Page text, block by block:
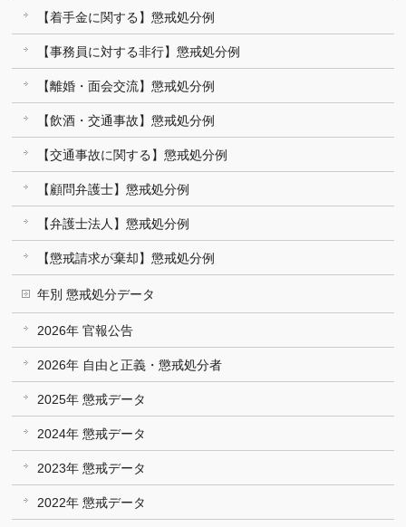
【着手金に関する】懲戒処分例
【事務員に対する非行】懲戒処分例
【離婚・面会交流】懲戒処分例
【飲酒・交通事故】懲戒処分例
【交通事故に関する】懲戒処分例
【顧問弁護士】懲戒処分例
【弁護士法人】懲戒処分例
【懲戒請求が棄却】懲戒処分例
年別 懲戒処分データ
2026年 官報公告
2026年 自由と正義・懲戒処分者
2025年 懲戒データ
2024年 懲戒データ
2023年 懲戒データ
2022年 懲戒データ